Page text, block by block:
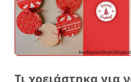
Τι χρειάστηκα για